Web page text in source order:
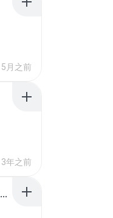
5月之前
3年之前
65536533_Conversa_do_WhatsApp_com_Meu_Esposo.zip